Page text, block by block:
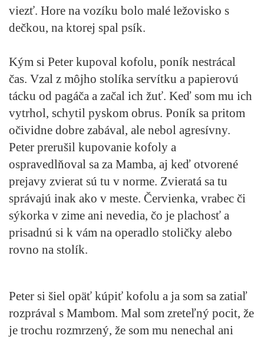
viezť. Hore na vozíku bolo malé ležovisko s
dečkou, na ktorej spal psík.
Kým si Peter kupoval kofolu, poník nestrácal
čas. Vzal z môjho stolíka servítku a papierovú
tácku od pagáča a začal ich žuť. Keď som mu ich
vytrhol, schytil pyskom obrus. Poník sa pritom
očividne dobre zabával, ale nebol agresívny.
Peter prerušil kupovanie kofoly a
ospravedlňoval sa za Mamba, aj keď otvorené
prejavy zvierat sú tu v norme. Zvieratá sa tu
správajú inak ako v meste. Červienka, vrabec či
sýkorka v zime ani nevedia, čo je plachosť a
prisadnú si k vám na operadlo stoličky alebo
rovno na stolík.
Peter si šiel opäť kúpiť kofolu a ja som sa zatiaľ
rozprával s Mambom. Mal som zreteľný pocit, že
je trochu rozmrzený, že som mu nenechal ani